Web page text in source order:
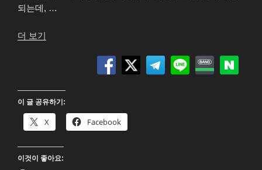
되는데, …
더 보기
Blu-
ray”
이 글 공유하기:
X Facebook
이것이 좋아요: